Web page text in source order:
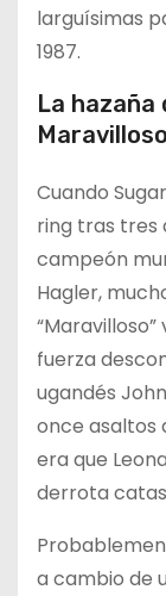
larguísimas
1987.
La hazaña
Cuando
ring tras tres
campeón
Hagler,
fuerza
ugandés
once asaltos
era que
derrota
a cambio de